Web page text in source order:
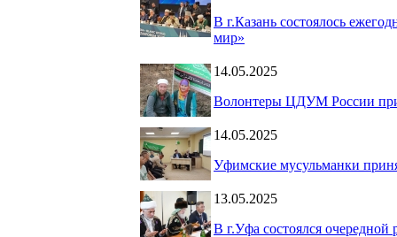
В г.Казань состоялось
мир»
14.05.2025
Волонтеры ЦДУМ России
14.05.2025
Уфимские мусульманки
13.05.2025
В г.Уфа состоялся